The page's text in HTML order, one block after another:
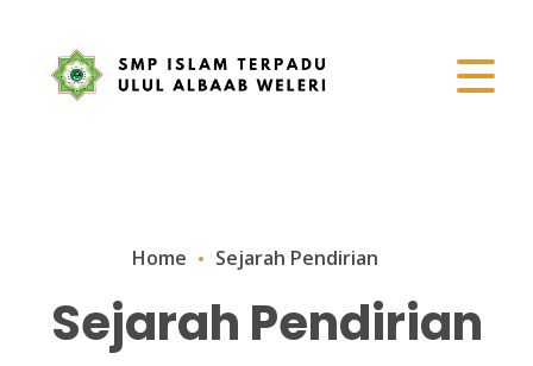
Home Sejarah Pendirian
Sejarah Pendirian